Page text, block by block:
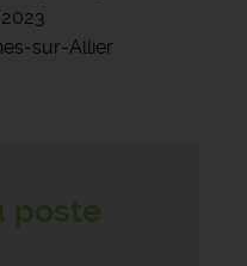
sur-Allier
poste